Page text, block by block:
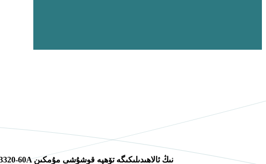
دېڭىز-ئارالغا خاسلاشتۇرۇلغان قۇرۇلما Si-TPV 3320-60A نىڭ ئالاھىدىلىكىگە تۆھپە قوشۇشى مۇمكىن